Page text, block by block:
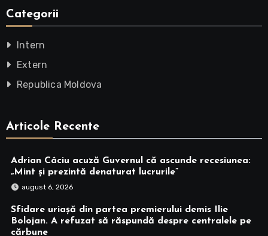
Categorii
Intern
Extern
Republica Moldova
Articole Recente
Adrian Câciu acuză Guvernul că ascunde recesiunea:
„Mint și prezintă denaturat lucrurile”
august 6, 2026
Sfidare uriașă din partea premierului demis Ilie
Bolojan. A refuzat să răspundă despre centralele pe
cărbune